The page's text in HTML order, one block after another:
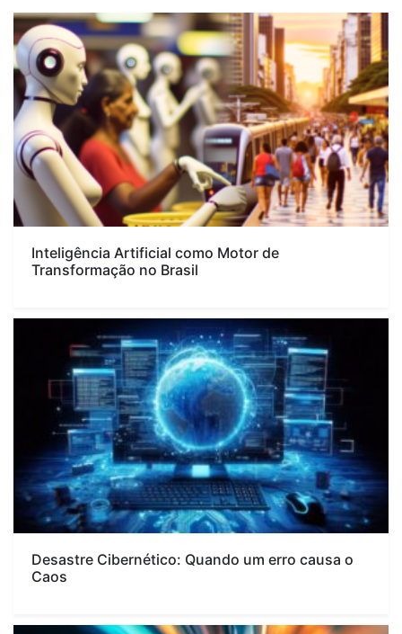
Inteligência Artificial como Motor de
Transformação no Brasil
Desastre Cibernético: Quando um erro causa o
Caos